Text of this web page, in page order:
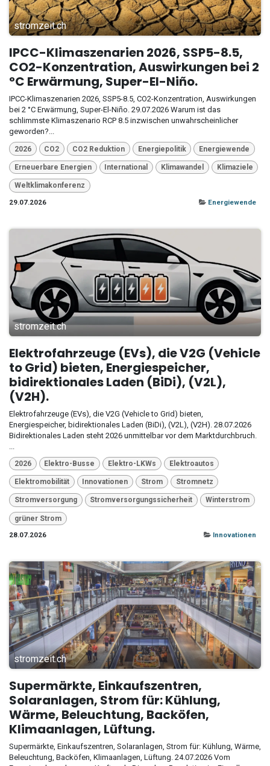
stromzeit.ch
IPCC-Klimaszenarien 2026, SSP5-8.5,
CO2-Konzentration, Auswirkungen bei 2
°C Erwärmung, Super-El-Niño.
IPCC-Klimaszenarien 2026, SSP5-8.5, CO2-Konzentration, Auswirkungen
bei 2 °C Erwärmung, Super-El-Niño. 29.07.2026 Warum ist das
schlimmste Klimaszenario RCP 8.5 inzwischen unwahrscheinlicher
geworden?...
2026 CO2 CO2 Reduktion Energiepolitik Energiewende
Erneuerbare Energien International Klimawandel Klimaziele
Weltklimakonferenz
29.07.2026
Energiewende
stromzeit.ch
Elektrofahrzeuge (EVs), die V2G (Vehicle
to Grid) bieten, Energiespeicher,
bidirektionales Laden (BiDi), (V2L),
(V2H).
Elektrofahrzeuge (EVs), die V2G (Vehicle to Grid) bieten,
Energiespeicher, bidirektionales Laden (BiDi), (V2L), (V2H). 28.07.2026
Bidirektionales Laden steht 2026 unmittelbar vor dem Marktdurchbruch.
2026 Elektro-Busse Elektro-LKWs Elektroautos
Elektromobilität Innovationen Strom Stromnetz
Stromversorgung Stromversorgungssicherheit Winterstrom
grüner Strom
28.07.2026
Innovationen
stromzeit.ch
Supermärkte, Einkaufszentren,
Solaranlagen, Strom für: Kühlung,
Wärme, Beleuchtung, Backöfen,
Klimaanlagen, Lüftung.
Supermärkte, Einkaufszentren, Solaranlagen, Strom für: Kühlung, Wärme,
Beleuchtung, Backöfen, Klimaanlagen, Lüftung. 24.07.2026 Vom